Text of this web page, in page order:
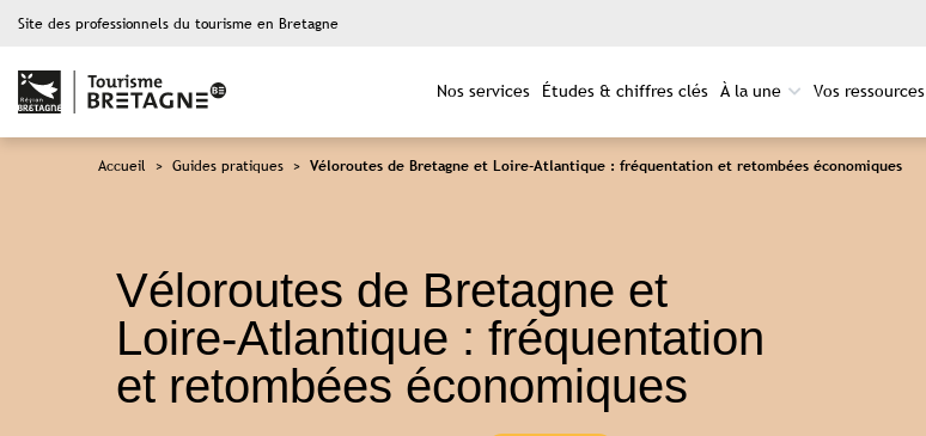
Site des professionnels du tourisme en Bretagne
Nos services Études & chiffres clés À la une Vos ressources
Accueil > Guides pratiques > Véloroutes de Bretagne et Loire-Atlantique : fréquentation et retombées économiques
Véloroutes de Bretagne et
Loire-Atlantique : fréquentation
et retombées économiques